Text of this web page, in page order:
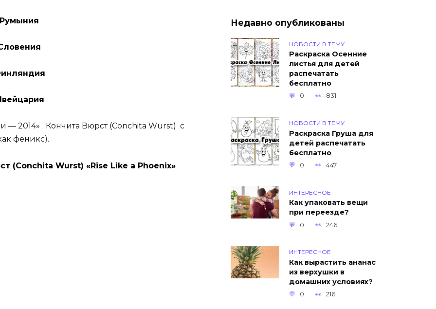
— 2014» Кончита Вюрст (Conchita Wurst) с
феникс).
Wurst) «Rise Like a Phoenix»
Недавно опубликованы
НОВОСТИ В ТЕМУ
Раскраска Осенние
листья для детей
распечатать
бесплатно
0 831
НОВОСТИ В ТЕМУ
Раскраска Груша для
детей распечатать
бесплатно
0 447
ИНТЕРЕСНОЕ
Как упаковать вещи
при переезде?
0 246
ИНТЕРЕСНОЕ
Как вырастить ананас
из верхушки в
домашних условиях?
0 216